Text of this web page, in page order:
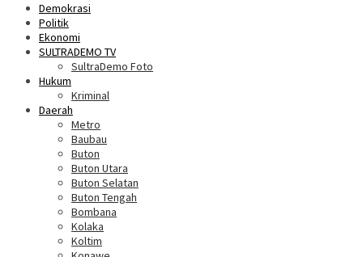
Demokrasi
Politik
Ekonomi
SULTRADEMO TV
SultraDemo Foto
Hukum
Kriminal
Daerah
Metro
Baubau
Buton
Buton Utara
Buton Selatan
Buton Tengah
Bombana
Kolaka
Koltim